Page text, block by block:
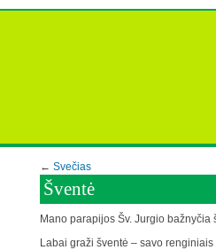
← Svečias
Šventė
Mano parapijos Šv. Jurgio
Labai graži šventė – savo